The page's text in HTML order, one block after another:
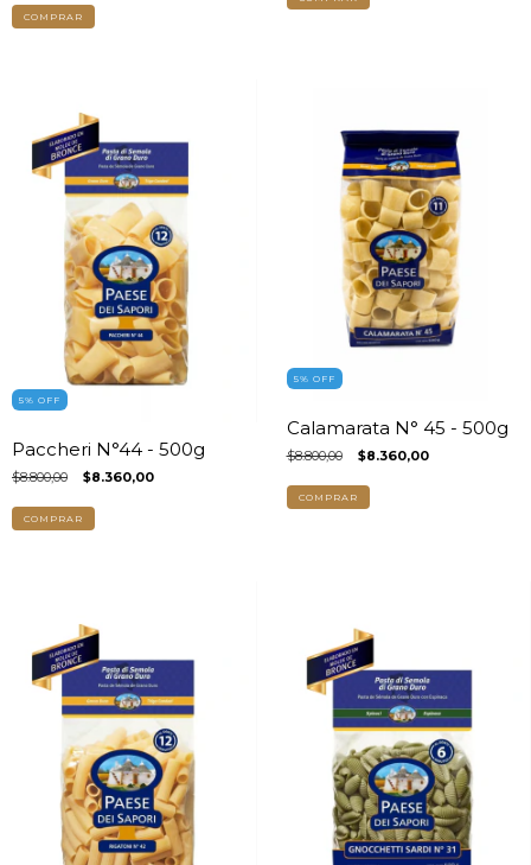
5% OFF
Paccheri N°44 - 500g
$8.800,00 $8.360,00
5% OFF
Calamarata N° 45 - 500g
$8.800,00 $8.360,00